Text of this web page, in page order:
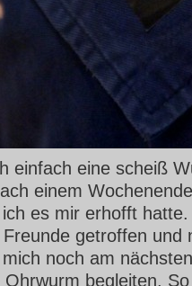
einfach eine scheiß
einem
es mir erhofft
getroffen und
noch am
begleiten.